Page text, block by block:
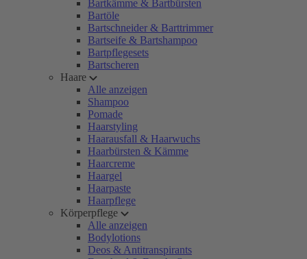
Bartkämme & Bartbürsten
Bartöle
Bartschneider & Barttrimmer
Bartseife & Bartshampoo
Bartpflegesets
Bartscheren
Haare
Alle anzeigen
Shampoo
Pomade
Haarstyling
Haarausfall & Haarwuchs
Haarbürsten & Kämme
Haarcreme
Haargel
Haarpaste
Haarpflege
Körperpflege
Alle anzeigen
Bodylotions
Deos & Antitranspirants